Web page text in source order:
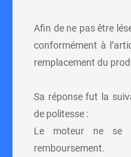
Afin de ne pas être
conformément à
remplacement du
Sa réponse fut la
de politesse :
Le moteur ne se
remboursement.